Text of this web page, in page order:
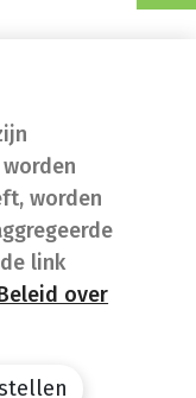
worden
link
over